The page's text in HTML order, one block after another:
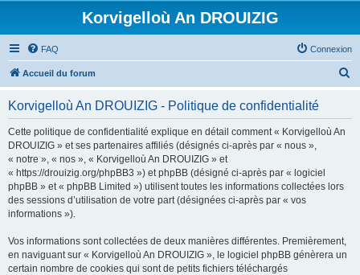
Korvigelloù An DROUIZIG
FAQ Connexion
Accueil du forum
Korvigelloù An DROUIZIG - Politique de confidentialité
Cette politique de confidentialité explique en détail comment « Korvigelloù An
DROUIZIG » et ses partenaires affiliés (désignés ci-après par « nous »,
« notre », « nos », « Korvigelloù An DROUIZIG » et
« https://drouizig.org/phpBB3 ») et phpBB (désigné ci-après par « logiciel
phpBB » et « phpBB Limited ») utilisent toutes les informations collectées lors
des sessions d’utilisation de votre part (désignées ci-après par « vos
informations »).
Vos informations sont collectées de deux manières différentes. Premièrement,
en naviguant sur « Korvigelloù An DROUIZIG », le logiciel phpBB génèrera un
certain nombre de cookies qui sont de petits fichiers téléchargés